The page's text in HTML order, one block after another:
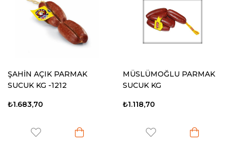
ŞAHİN AÇIK PARMAK
SUCUK KG -1212
₺1.683,70
MÜSLÜMOĞLU PARMAK
SUCUK KG
₺1.118,70